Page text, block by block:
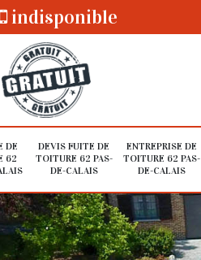
indisponible
DE
62
DEVIS FUITE DE
TOITURE 62 PAS-
DE-CALAIS
ENTREPRISE DE
TOITURE 62 PAS-
DE-CALAIS